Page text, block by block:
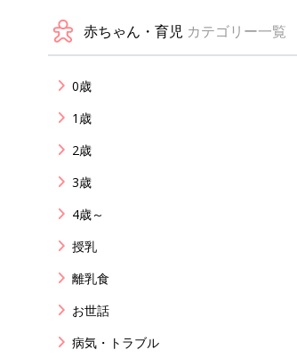
赤ちゃん・育児 カテゴリー一覧
0歳
1歳
2歳
3歳
4歳～
授乳
離乳食
お世話
病気・トラブル